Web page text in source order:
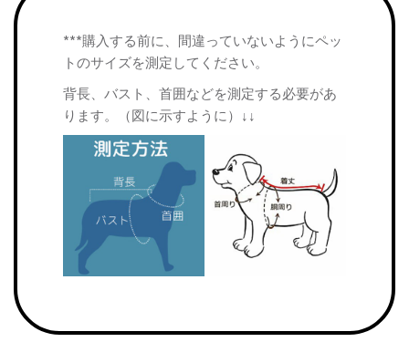
***購入する前に、間違っていないようにペッ
トのサイズを測定してください。
背長、バスト、首囲などを測定する必要があ
ります。（図に示すように）↓↓